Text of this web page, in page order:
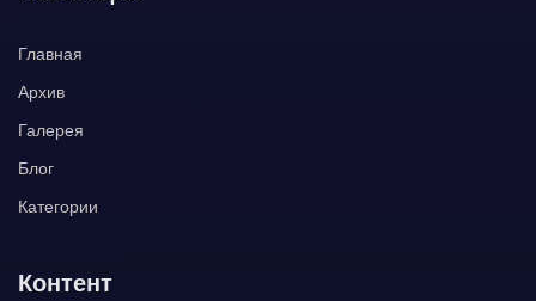
Главная
Архив
Галерея
Блог
Категории
Контент